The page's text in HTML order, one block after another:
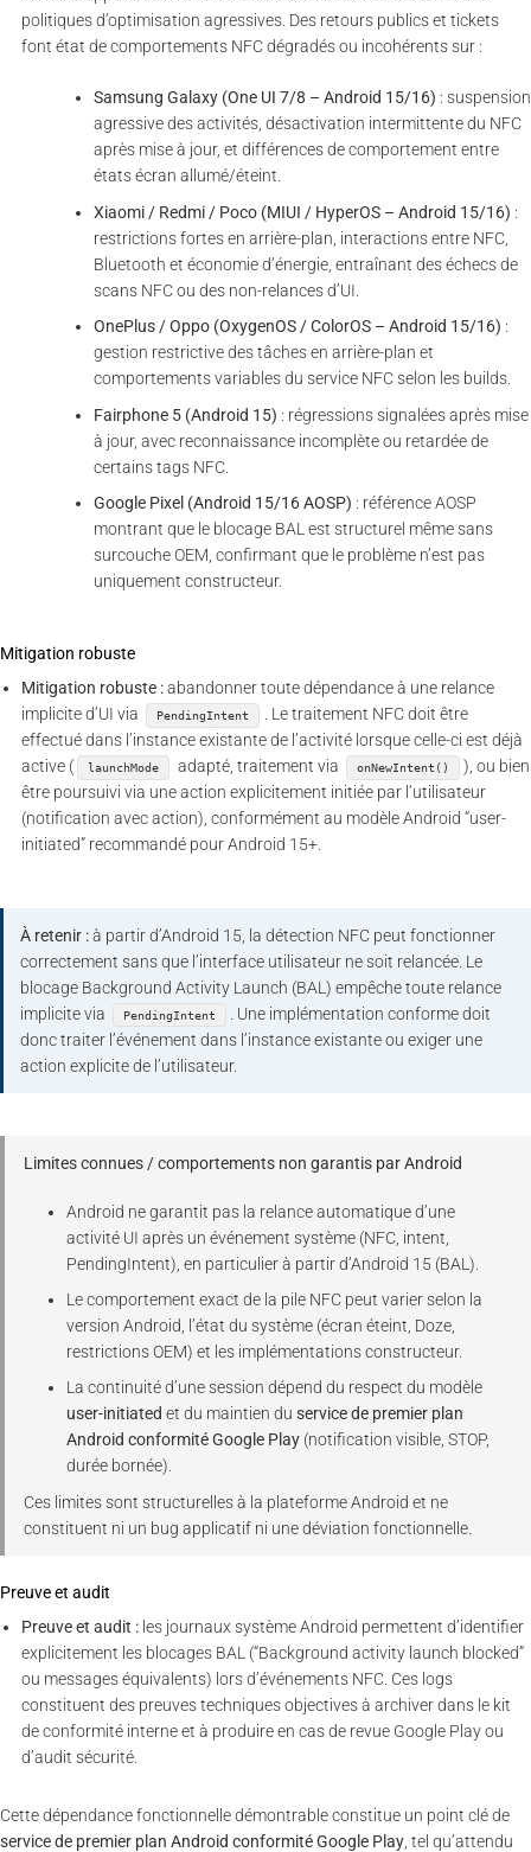
politiques d’optimisation agressives. Des retours publics et tickets
font état de comportements NFC dégradés ou incohérents sur :
Samsung Galaxy (One UI 7/8 – Android 15/16) : suspension
agressive des activités, désactivation intermittente du NFC
après mise à jour, et différences de comportement entre
états écran allumé/éteint.
Xiaomi / Redmi / Poco (MIUI / HyperOS – Android 15/16) :
restrictions fortes en arrière-plan, interactions entre NFC,
Bluetooth et économie d’énergie, entraînant des échecs de
scans NFC ou des non-relances d’UI.
OnePlus / Oppo (OxygenOS / ColorOS – Android 15/16) :
gestion restrictive des tâches en arrière-plan et
comportements variables du service NFC selon les builds.
Fairphone 5 (Android 15) : régressions signalées après mise
à jour, avec reconnaissance incomplète ou retardée de
certains tags NFC.
Google Pixel (Android 15/16 AOSP) : référence AOSP
montrant que le blocage BAL est structurel même sans
surcouche OEM, confirmant que le problème n’est pas
uniquement constructeur.
Mitigation robuste
Mitigation robuste :abandonner toute dépendance à une relance
implicite d’UI via
PendingIntent
. Le traitement NFC doit être
effectué dans l’instance existante de l’activité lorsque celle-ci est déjà
active (
launchMode adapté, traitement via onNewIntent()
), ou bien
être poursuivi via une action explicitement initiée par l’utilisateur
(notification avec action), conformément au modèle Android “user-
initiated” recommandé pour Android 15+.
À retenir :à partir d’Android 15, la détection NFC peut fonctionner
correctement sans que l’interface utilisateur ne soit relancée. Le
blocage Background Activity Launch (BAL) empêche toute relance
implicite via
PendingIntent
. Une implémentation conforme doit
donc traiter l’événement dans l’instance existante ou exiger une
action explicite de l’utilisateur.
Limites connues / comportements non garantis par Android
Android ne garantit pas la relance automatique d’une
activité UI après un événement système (NFC, intent,
PendingIntent), en particulier à partir d’Android 15 (BAL).
Le comportement exact de la pile NFC peut varier selon la
version Android, l’état du système (écran éteint, Doze,
restrictions OEM) et les implémentations constructeur.
La continuité d’une session dépend du respect du modèle
user-initiated et du maintien duservice de premier plan
Android conformité Google Play (notification visible, STOP,
durée bornée).
Ces limites sont structurelles à la plateforme Android et ne
constituent ni un bug applicatif ni une déviation fonctionnelle.
Preuve et audit
Preuve et audit : les journaux système Android permettent d’identifier
explicitement les blocages BAL (“Background activity launch blocked”
ou messages équivalents) lors d’événements NFC. Ces logs
constituent des preuves techniques objectives à archiver dans le kit
de conformité interne et à produire en cas de revue Google Play ou
d’audit sécurité.
Cette dépendance fonctionnelle démontrable constitue un point clé de
service de premier plan Android conformité Google Play , tel qu’attendu